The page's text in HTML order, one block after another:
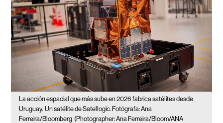
La acción espacial que más sube en 2026 fabrica satélites desde
Uruguay. Un satélite de Satellogic. Fotógrafa: Ana
Ferreira/Bloomberg (Photographer: Ana Ferreira/Bloom/ANA